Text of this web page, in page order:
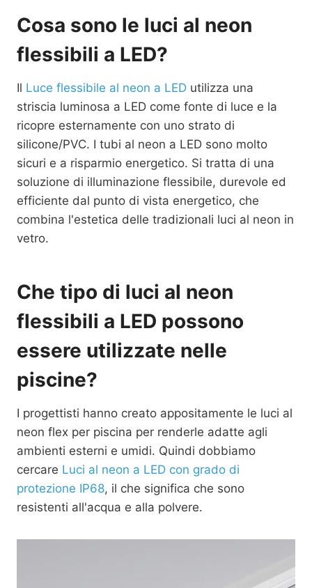
Cosa sono le luci al neon
flessibili a LED?
Il Luce flessibile al neon a LED utilizza una
striscia luminosa a LED come fonte di luce e la
ricopre esternamente con uno strato di
silicone/PVC. I tubi al neon a LED sono molto
sicuri e a risparmio energetico. Si tratta di una
soluzione di illuminazione flessibile, durevole ed
efficiente dal punto di vista energetico, che
combina l'estetica delle tradizionali luci al neon in
vetro.
Che tipo di luci al neon
flessibili a LED possono
essere utilizzate nelle
piscine?
I progettisti hanno creato appositamente le luci al
neon flex per piscina per renderle adatte agli
ambienti esterni e umidi. Quindi dobbiamo
cercare Luci al neon a LED con grado di
protezione IP68, il che significa che sono
resistenti all'acqua e alla polvere.